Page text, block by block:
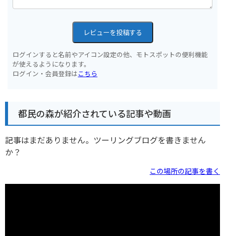
レビューを投稿する
ログインすると名前やアイコン設定の他、モトスポットの便利機能
が使えるようになります。
ログイン・会員登録はこちら
都民の森が紹介されている記事や動画
記事はまだありません。ツーリングブログを書きません
か？
この場所の記事を書く